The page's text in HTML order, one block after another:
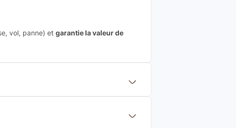
vol, panne) et garantie la valeur de